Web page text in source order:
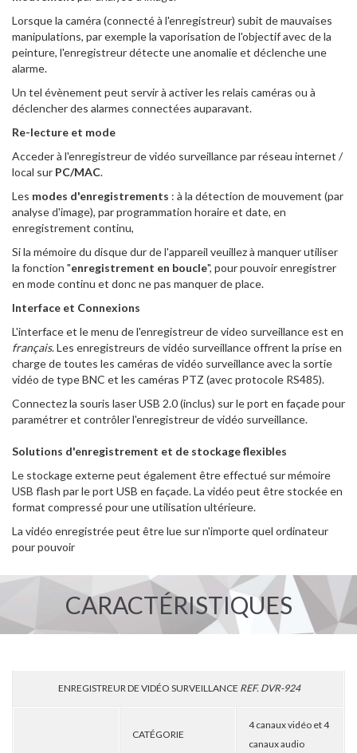
Lorsque la caméra (connecté à l'enregistreur) subit de mauvaises
manipulations, par exemple la vaporisation de l'objectif avec de la
peinture, l'enregistreur détecte une anomalie et déclenche une
alarme.
Un tel évènement peut servir à activer les relais caméras ou à
déclencher des alarmes connectées auparavant.
Re-lecture et mode
Acceder à l'enregistreur de vidéo surveillance par réseau internet /
local sur PC/MAC.
Les modes d'enregistrements : à la détection de mouvement (par
analyse d'image), par programmation horaire et date, en
enregistrement continu,
Si la mémoire du disque dur de l'appareil veuillez à manquer utiliser
la fonction "enregistrement en boucle", pour pouvoir enregistrer
en mode continu et donc ne pas manquer de place.
Interface et Connexions
L'interface et le menu de l'enregistreur de video surveillance est en
français. Les enregistreurs de vidéo surveillance offrent la prise en
charge de toutes les caméras de vidéo surveillance avec la sortie
vidéo de type BNC et les caméras PTZ (avec protocole RS485).
Connectez la souris laser USB 2.0 (inclus) sur le port en façade pour
paramétrer et contrôler l'enregistreur de vidéo surveillance.
Solutions d'enregistrement et de stockage flexibles
Le stockage externe peut également être effectué sur mémoire
USB flash par le port USB en façade. La vidéo peut être stockée en
format compressé pour une utilisation ultérieure.
La vidéo enregistrée peut être lue sur n'importe quel ordinateur
pour pouvoir
CARACTÉRISTIQUES
ENREGISTREUR DE VIDÉO SURVEILLANCE REF. DVR-924
CATÉGORIE
4 canaux vidéo et 4
canaux audio